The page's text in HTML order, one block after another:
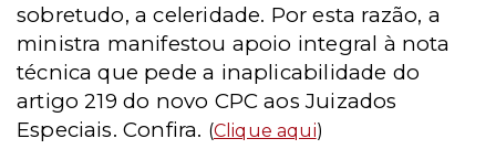
sobretudo, a celeridade. Por esta razão, a
ministra manifestou apoio integral à nota
técnica que pede a inaplicabilidade do
artigo 219 do novo CPC aos Juizados
Especiais. Confira. (Clique aqui)